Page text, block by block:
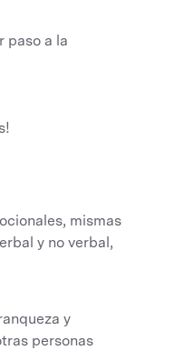
paso a la
mismas
y no verbal,
y
personas